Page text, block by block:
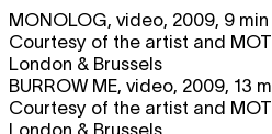
MONOLOG , video, 2009, 9 min
Courtesy of the artist and
London & Brussels
BURROW ME , video, 2009, 13
Courtesy of the artist and
London & Brussels